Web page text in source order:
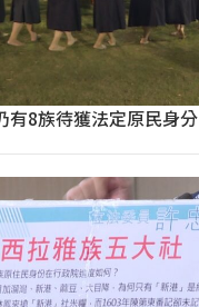
有8族待獲法定原民身分